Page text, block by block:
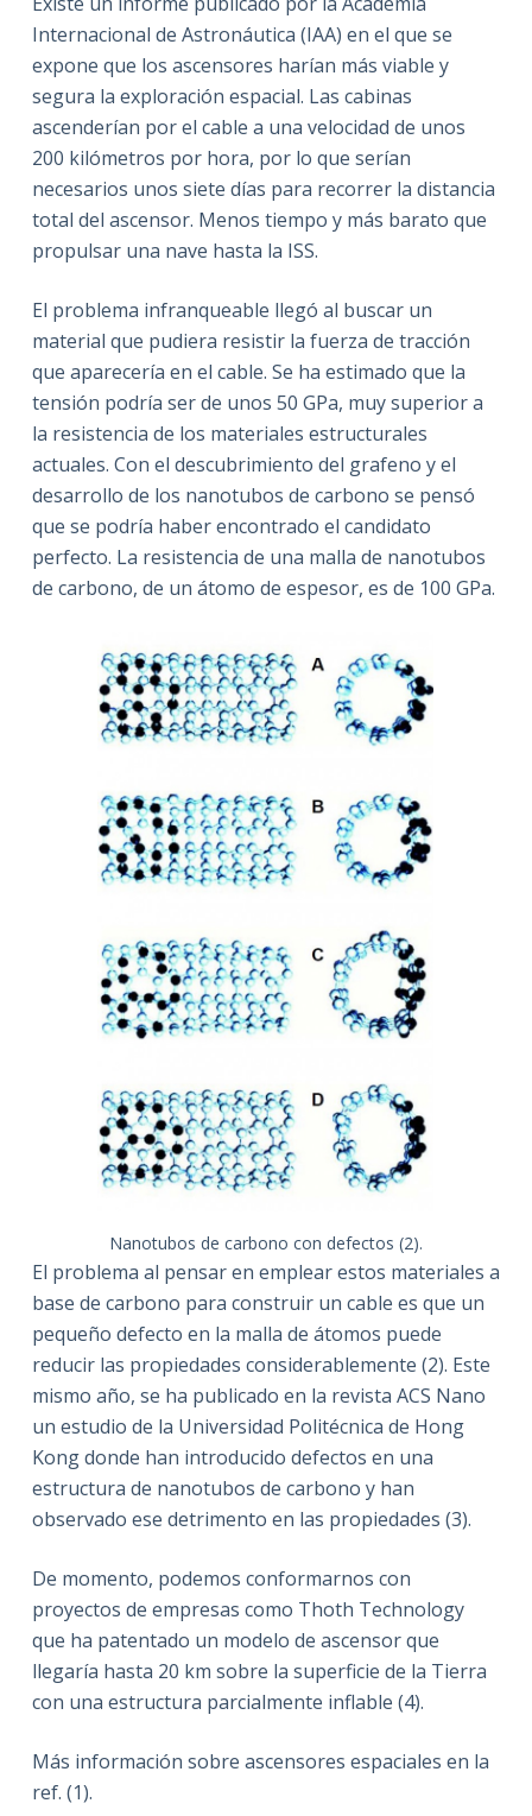
Internacional de Astronáutica (IAA) en el que se
expone que los ascensores harían más viable y
segura la exploración espacial. Las cabinas
ascenderían por el cable a una velocidad de unos
200 kilómetros por hora, por lo que serían
necesarios unos siete días para recorrer la distancia
total del ascensor. Menos tiempo y más barato que
propulsar una nave hasta la ISS.
El problema infranqueable llegó al buscar un
material que pudiera resistir la fuerza de tracción
que aparecería en el cable. Se ha estimado que la
tensión podría ser de unos 50 GPa, muy superior a
la resistencia de los materiales estructurales
actuales. Con el descubrimiento del grafeno y el
desarrollo de los nanotubos de carbono se pensó
que se podría haber encontrado el candidato
perfecto. La resistencia de una malla de nanotubos
de carbono, de un átomo de espesor, es de 100 GPa.
Nanotubos de carbono con defectos (2).
El problema al pensar en emplear estos materiales a
base de carbono para construir un cable es que un
pequeño defecto en la malla de átomos puede
reducir las propiedades considerablemente (2). Este
mismo año, se ha publicado en la revista ACS Nano
un estudio de la Universidad Politécnica de Hong
Kong donde han introducido defectos en una
estructura de nanotubos de carbono y han
observado ese detrimento en las propiedades (3).
De momento, podemos conformarnos con
proyectos de empresas como Thoth Technology
que ha patentado un modelo de ascensor que
llegaría hasta 20 km sobre la superficie de la Tierra
con una estructura parcialmente inflable (4).
Más información sobre ascensores espaciales en la
ref. (1).